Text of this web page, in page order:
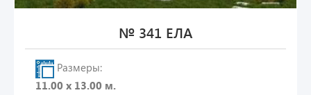
№ 341 ЕЛА
Размеры:
11.00 х 13.00 м.